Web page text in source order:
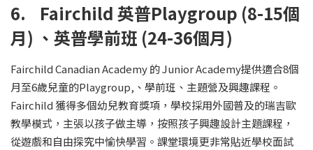
6. Fairchild 英普Playgroup (8-15個
月) 、英普學前班 (24-36個月)
Fairchild Canadian Academy 的 Junior Academy提供適合8個
月至6歲兒童的Playgroup,、學前班、主題營及興趣課程。
Fairchild 獲得多個幼兒教育獎項，學校採用外國普及的瑞吉歐
教學模式，主張以孩子做主導，按照孩子興趣設計主題課程，
從遊戲和自由探究中愉快學習。課堂環境更非常貼近學校面試